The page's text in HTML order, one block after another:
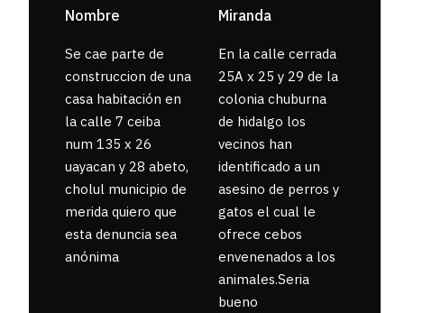
Nombre
Se cae parte de
construccion de una
casa habitación en
la calle 7 ceiba
num 135 x 26
uayacan y 28 abeto,
cholul municipio de
merida quiero que
esta denuncia sea
anónima
Miranda
En la calle cerrada
25A x 25 y 29 de la
colonia chuburna
de hidalgo los
vecinos han
identificado a un
asesino de perros y
gatos el cual le
ofrece cebos
envenenados a los
animales.Seria
bueno